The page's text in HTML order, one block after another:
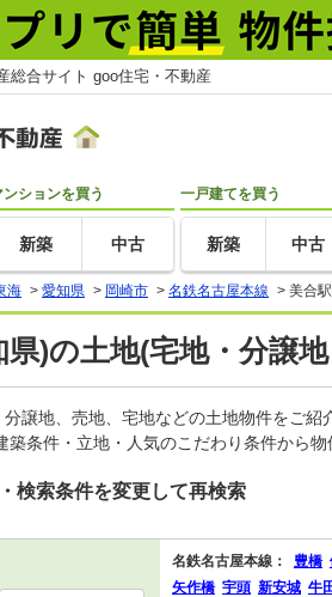
総合サイト goo住宅・不動産
ンションを買う
新築 中古
一戸建てを買う
新築 中古
海 > 愛知県 > 岡崎市 > 名鉄名古屋本線 > 美合
県)の土地(宅地・分譲
譲地、売地、宅地などの土地物件をご
築条件・立地・人気のこだわり条件から
検索条件を変更して再検索
名鉄名古屋本線： 豊橋
矢作橋 宇頭 新安城 牛